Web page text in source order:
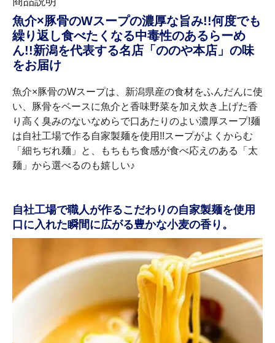
魚介×豚骨のWスープの濃厚な旨み!!何度でも
繰り返し食べたくなる中毒性のあるらーめ
ん!!新潟を代表する名店「ののや本店」の味
をお届け
魚介×豚骨のWスープは、新潟県産の食材をふんだんに使
い、豚骨をベースに魚介と香味野菜を加え炊き上げた香
り高く臭みのないなめらで口あたりのよい濃厚スープ!麺
は自社工場で作る自家製麺を使用!!スープがよくからむ
「細ちぢれ麺」と、もちもち食感が食べ応えのある「太
麺」から選べるのも嬉しい♪
自社工場で職人が作るこだわりの自家製麺を使用
口に入れた瞬間に広がる豊かな小麦の香り。